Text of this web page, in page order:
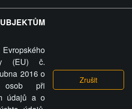
není zvrácenej. To jen
ty lidi...
(EU) č.
2016 o
osob při
údajů a o